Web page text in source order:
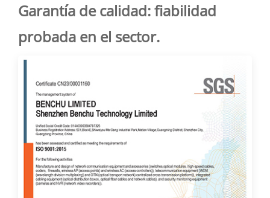
Garantía de calidad: fiabilidad
probada en el sector.